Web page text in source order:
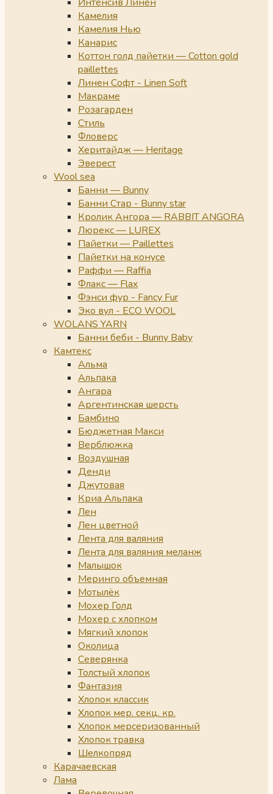
Камелия
Камелия Нью
Канарис
Коттон голд пайетки — Cotton gold
paillettes
Линен Софт - Linen Soft
Макраме
Розагарден
Стиль
Фловерс
Херитайдж — Heritage
Эверест
Wool sea
Банни — Bunny
Банни Стар - Bunny star
Кролик Ангора — RABBIT ANGORA
Люрекс — LUREX
Пайетки — Paillettes
Пайетки на конусе
Раффи — Raffia
Флакс — Flax
Фэнси фур - Fancy Fur
Эко вул - ECO WOOL
WOLANS YARN
Банни беби - Bunny Baby
Камтекс
Альма
Альпака
Ангара
Аргентинская шерсть
Бамбино
Бюджетная Макси
Верблюжка
Воздушная
Денди
Джутовая
Криа Альпака
Лен
Лен цветной
Лента для валяния
Лента для валяния меланж
Малышок
Меринго объемная
Мотылёк
Мохер Голд
Мохер с хлопком
Мягкий хлопок
Околица
Северянка
Толстый хлопок
Фантазия
Хлопок классик
Хлопок мер. секц. кр.
Хлопок мерсеризованный
Хлопок травка
Шелкопряд
Карачаевская
Лама